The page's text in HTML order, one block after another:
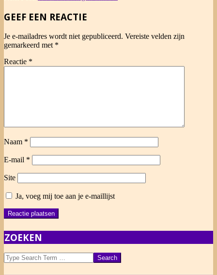
GEEF EEN REACTIE
Je e-mailadres wordt niet gepubliceerd. Vereiste velden zijn
gemarkeerd met *
Reactie *
Naam *
E-mail *
Site
Ja, voeg mij toe aan je e-maillijst
ZOEKEN
Search